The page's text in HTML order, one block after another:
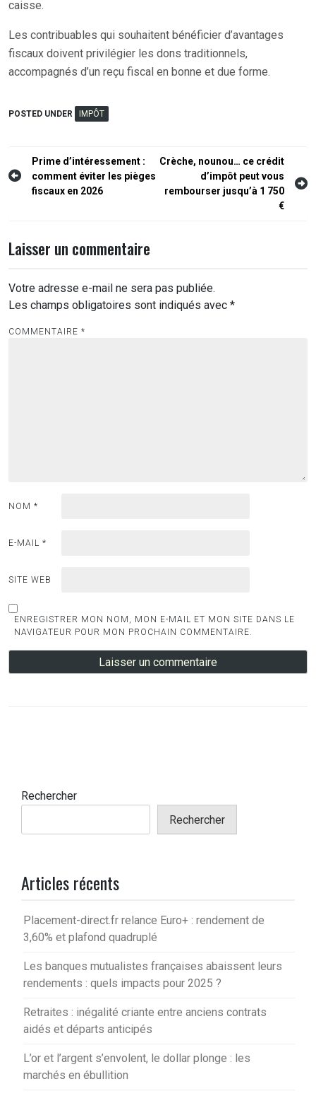
caisse.
Les contribuables qui souhaitent bénéficier d’avantages
fiscaux doivent privilégier les dons traditionnels,
accompagnés d’un reçu fiscal en bonne et due forme.
POSTED UNDER IMPÔT
Navigation
de
Prime d’intéressement :
comment éviter les pièges
fiscaux en 2026
Crèche, nounou… ce crédit
d’impôt peut vous
rembourser jusqu’à 1 750
€
Laisser un commentaire
Votre adresse e-mail ne sera pas publiée.
Les champs obligatoires sont indiqués avec *
COMMENTAIRE *
NOM *
E-MAIL *
SITE WEB
ENREGISTRER MON NOM, MON E-MAIL ET MON SITE DANS LE
NAVIGATEUR POUR MON PROCHAIN COMMENTAIRE.
Rechercher
Rechercher
Articles récents
Placement-direct.fr relance Euro+ : rendement de
3,60% et plafond quadruplé
Les banques mutualistes françaises abaissent leurs
rendements : quels impacts pour 2025 ?
Retraites : inégalité criante entre anciens contrats
aidés et départs anticipés
L’or et l’argent s’envolent, le dollar plonge : les
marchés en ébullition